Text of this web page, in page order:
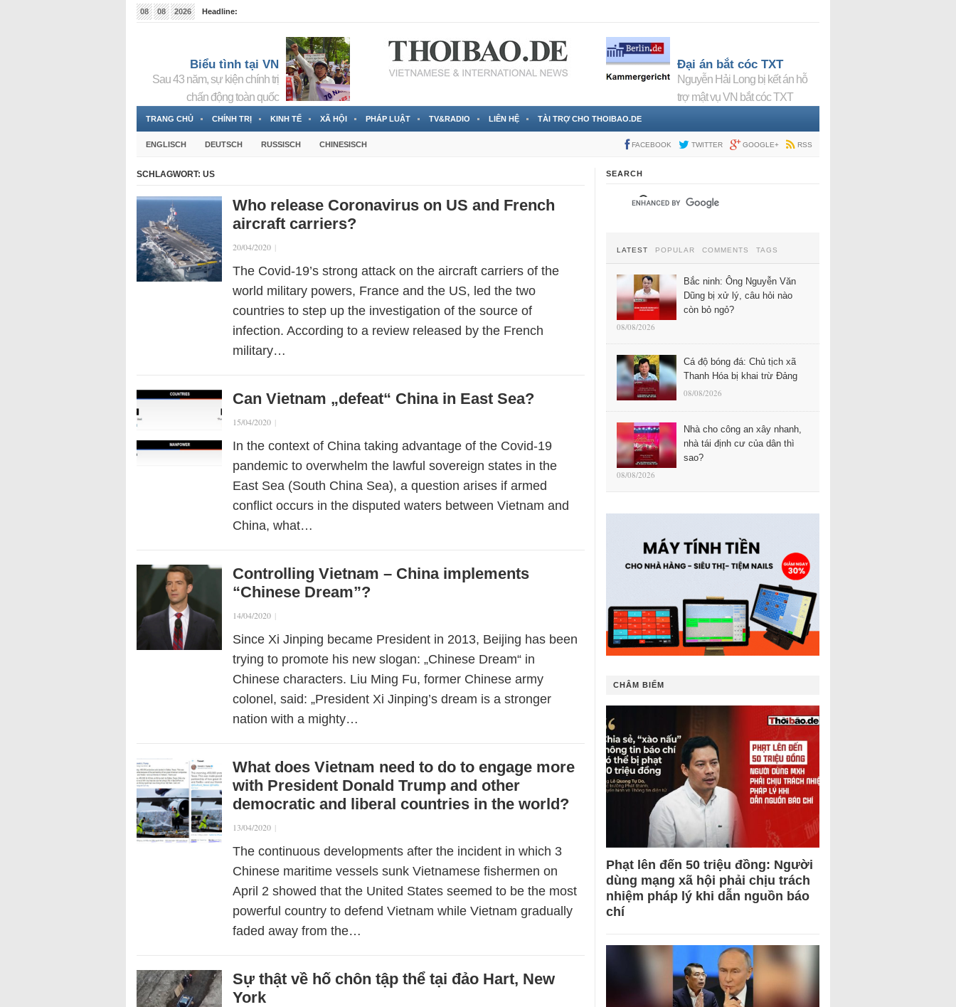
08 08 2026
Headline:
Biểu tình tại VN
Sau 43 năm, sự kiện chính trị
chấn động toàn quốc
Đại án bắt cóc TXT
Nguyễn Hải Long bị kết án hỗ
trợ mật vụ VN bắt cóc TXT
TRANG CHỦ CHÍNH TRỊ KINH TẾ XÃ HỘI PHÁP LUẬT TV&RADIO LIÊN HỆ TÀI TRỢ CHO THOIBAO.DE
ENGLISCH DEUTSCH RUSSISCH CHINESISCH FACEBOOK TWITTER GOOGLE+ RSS
SCHLAGWORT: US
Who release Coronavirus on US and French
aircraft carriers?
20/04/2020 |
The Covid-19’s strong attack on the aircraft carriers of the
world military powers, France and the US, led the two
countries to step up the investigation of the source of
infection. According to a review released by the French
military…
Can Vietnam „defeat“ China in East Sea?
15/04/2020 |
In the context of China taking advantage of the Covid-19
pandemic to overwhelm the lawful sovereign states in the
East Sea (South China Sea), a question arises if armed
conflict occurs in the disputed waters between Vietnam and
China, what…
Controlling Vietnam – China implements
“Chinese Dream”?
14/04/2020 |
Since Xi Jinping became President in 2013, Beijing has been
trying to promote his new slogan: „Chinese Dream“ in
Chinese characters. Liu Ming Fu, former Chinese army
colonel, said: „President Xi Jinping’s dream is a stronger
nation with a mighty…
What does Vietnam need to do to engage more
with President Donald Trump and other
democratic and liberal countries in the world?
13/04/2020 |
The continuous developments after the incident in which 3
Chinese maritime vessels sunk Vietnamese fishermen on
April 2 showed that the United States seemed to be the most
powerful country to defend Vietnam while Vietnam gradually
faded away from the…
Sự thật về hố chôn tập thể tại đảo Hart, New
York
SEARCH
LATEST POPULAR COMMENTS TAGS
Bắc ninh: Ông Nguyễn Văn
Dũng bị xử lý, câu hỏi nào
còn bỏ ngỏ?
08/08/2026
Cá độ bóng đá: Chủ tịch xã
Thanh Hóa bị khai trừ Đảng
08/08/2026
Nhà cho công an xây nhanh,
nhà tái định cư của dân thì
sao?
08/08/2026
CHÂM BIẾM
Phạt lên đến 50 triệu đồng: Người
dùng mạng xã hội phải chịu trách
nhiệm pháp lý khi dẫn nguồn báo
chí